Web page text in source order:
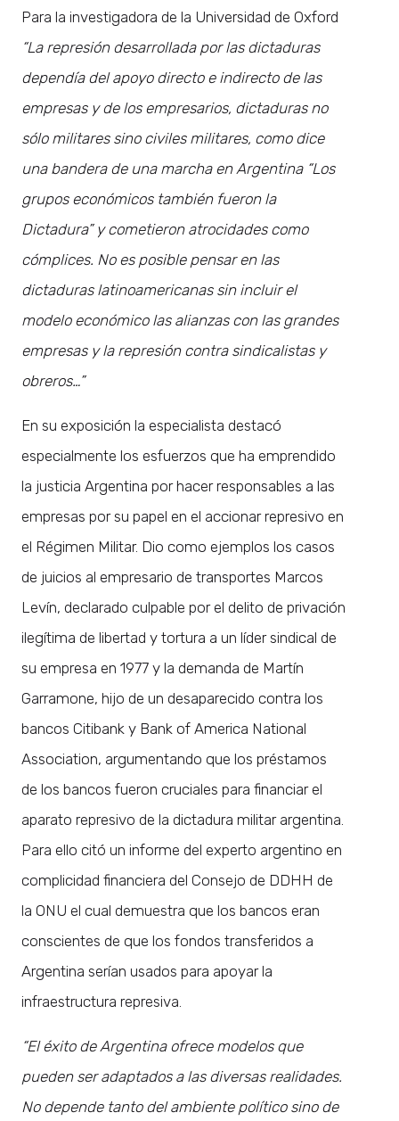
Para la investigadora de la Universidad de Oxford
“La represión desarrollada por las dictaduras
dependía del apoyo directo e indirecto de las
empresas y de los empresarios, dictaduras no
sólo militares sino civiles militares, como dice
una bandera de una marcha en Argentina “Los
grupos económicos también fueron la
Dictadura” y cometieron atrocidades como
cómplices. No es posible pensar en las
dictaduras latinoamericanas sin incluir el
modelo económico las alianzas con las grandes
empresas y la represión contra sindicalistas y
obreros…”
En su exposición la especialista destacó
especialmente los esfuerzos que ha emprendido
la justicia Argentina por hacer responsables a las
empresas por su papel en el accionar represivo en
el Régimen Militar. Dio como ejemplos los casos
de juicios al empresario de transportes Marcos
Levín, declarado culpable por el delito de privación
ilegítima de libertad y tortura a un líder sindical de
su empresa en 1977 y la demanda de Martín
Garramone, hijo de un desaparecido contra los
bancos Citibank y Bank of America National
Association, argumentando que los préstamos
de los bancos fueron cruciales para financiar el
aparato represivo de la dictadura militar argentina.
Para ello citó un informe del experto argentino en
complicidad financiera del Consejo de DDHH de
la ONU el cual demuestra que los bancos eran
conscientes de que los fondos transferidos a
Argentina serían usados para apoyar la
infraestructura represiva.
“El éxito de Argentina ofrece modelos que
pueden ser adaptados a las diversas realidades.
No depende tanto del ambiente político sino de